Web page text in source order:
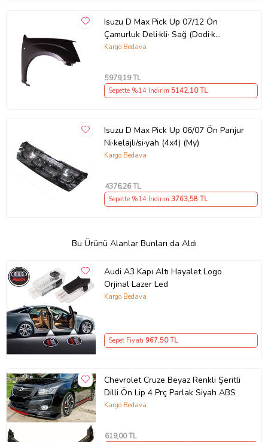
Isuzu D Max Pick Up 07/12 Ön
Çamurluk Deli·kli· Sağ (Dodi·k
Deli·ksi·z)(4x2)(yan Sanayi·) (Tyg)
Kargo Bedava
5979,19 TL
Sepette %14 İndirim 5142,10 TL
Isuzu D Max Pick Up 06/07 Ön Panjur
Ni·kelajlı/si·yah (4x4) (My)
Kargo Bedava
4376,26 TL
Sepette %14 İndirim 3763,58 TL
Bu Ürünü Alanlar Bunları da Aldı
Audi A3 Kapı Altı Hayalet Logo
Orjinal Lazer Led
Kargo Bedava
Sepet Fiyatı 967,50 TL
Chevrolet Cruze Beyaz Renkli Şeritli
Dilli Ön Lip 4 Prç Parlak Siyah ABS
Kargo Bedava
619,00 TL